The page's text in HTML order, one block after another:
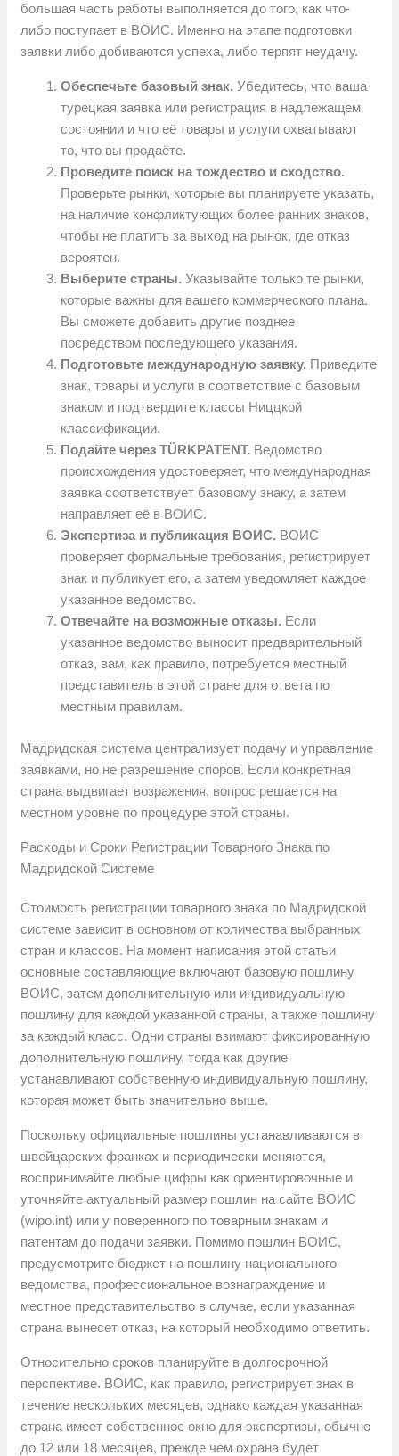
большая часть работы выполняется до того, как что-
либо поступает в ВОИС. Именно на этапе подготовки
заявки либо добиваются успеха, либо терпят неудачу.
Обеспечьте базовый знак. Убедитесь, что ваша
турецкая заявка или регистрация в надлежащем
состоянии и что её товары и услуги охватывают
то, что вы продаёте.
Проведите поиск на тождество и сходство.
Проверьте рынки, которые вы планируете указать,
на наличие конфликтующих более ранних знаков,
чтобы не платить за выход на рынок, где отказ
вероятен.
Выберите страны. Указывайте только те рынки,
которые важны для вашего коммерческого плана.
Вы сможете добавить другие позднее
посредством последующего указания.
Подготовьте международную заявку. Приведите
знак, товары и услуги в соответствие с базовым
знаком и подтвердите классы Ниццкой
классификации.
Подайте через TÜRKPATENT. Ведомство
происхождения удостоверяет, что международная
заявка соответствует базовому знаку, а затем
направляет её в ВОИС.
Экспертиза и публикация ВОИС. ВОИС
проверяет формальные требования, регистрирует
знак и публикует его, а затем уведомляет каждое
указанное ведомство.
Отвечайте на возможные отказы. Если
указанное ведомство выносит предварительный
отказ, вам, как правило, потребуется местный
представитель в этой стране для ответа по
местным правилам.
Мадридская система централизует подачу и управление
заявками, но не разрешение споров. Если конкретная
страна выдвигает возражения, вопрос решается на
местном уровне по процедуре этой страны.
Расходы и Сроки Регистрации Товарного Знака по
Мадридской Системе
Стоимость регистрации товарного знака по Мадридской
системе зависит в основном от количества выбранных
стран и классов. На момент написания этой статьи
основные составляющие включают базовую пошлину
ВОИС, затем дополнительную или индивидуальную
пошлину для каждой указанной страны, а также пошлину
за каждый класс. Одни страны взимают фиксированную
дополнительную пошлину, тогда как другие
устанавливают собственную индивидуальную пошлину,
которая может быть значительно выше.
Поскольку официальные пошлины устанавливаются в
швейцарских франках и периодически меняются,
воспринимайте любые цифры как ориентировочные и
уточняйте актуальный размер пошлин на сайте ВОИС
(wipo.int) или у поверенного по товарным знакам и
патентам до подачи заявки. Помимо пошлин ВОИС,
предусмотрите бюджет на пошлину национального
ведомства, профессиональное вознаграждение и
местное представительство в случае, если указанная
страна вынесет отказ, на который необходимо ответить.
Относительно сроков планируйте в долгосрочной
перспективе. ВОИС, как правило, регистрирует знак в
течение нескольких месяцев, однако каждая указанная
страна имеет собственное окно для экспертизы, обычно
до 12 или 18 месяцев, прежде чем охрана будет